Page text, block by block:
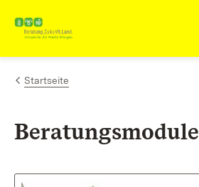
Zum Inhalt springen
Link zur Startseite
Startseite
Beratungsmodule